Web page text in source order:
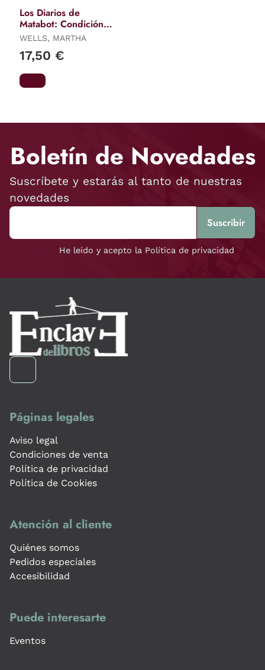
Los Diarios de
Matabot: Condición
Artificial
WELLS, MARTHA
17,50 €
Boletín de Novedades
Suscríbete y estarás al tanto de nuestras
novedades
He leído y acepto la Política de privacidad
Páginas legales
Aviso legal
Condiciones de venta
Política de privacidad
Política de Cookies
Atención al cliente
Quiénes somos
Pedidos especiales
Accesibilidad
Puede interesarte
Eventos